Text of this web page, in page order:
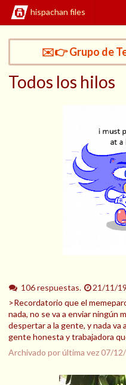
hispachan files
✉️👉 Grupo de
Todos los hilos
106 respuestas.
21/11/
>Recordatorio que el
nada, no se va a enviar ningún
despertar a la gente, y nada va
gente honesta y trabajadora
Archivado por última vez07/